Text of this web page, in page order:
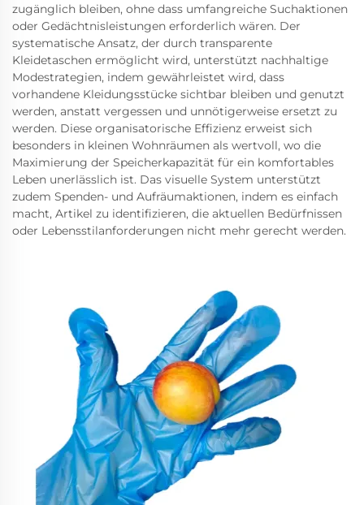
zugänglich bleiben, ohne dass umfangreiche Suchaktionen
oder Gedächtnisleistungen erforderlich wären. Der
systematische Ansatz, der durch transparente
Kleidetaschen ermöglicht wird, unterstützt nachhaltige
Modestrategien, indem gewährleistet wird, dass
vorhandene Kleidungsstücke sichtbar bleiben und genutzt
werden, anstatt vergessen und unnötigerweise ersetzt zu
werden. Diese organisatorische Effizienz erweist sich
besonders in kleinen Wohnräumen als wertvoll, wo die
Maximierung der Speicherkapazität für ein komfortables
Leben unerlässlich ist. Das visuelle System unterstützt
zudem Spenden- und Aufräumaktionen, indem es einfach
macht, Artikel zu identifizieren, die aktuellen Bedürfnissen
oder Lebensstilanforderungen nicht mehr gerecht werden.